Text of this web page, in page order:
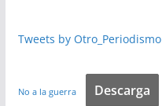
Tweets by Otro_Periodismo
No a la guerra Descarga